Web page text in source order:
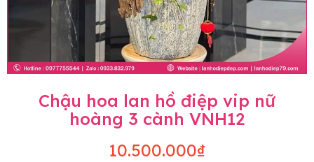
Chậu hoa lan hồ điệp vip nữ
hoàng 3 cành VNH12
10.500.000₫